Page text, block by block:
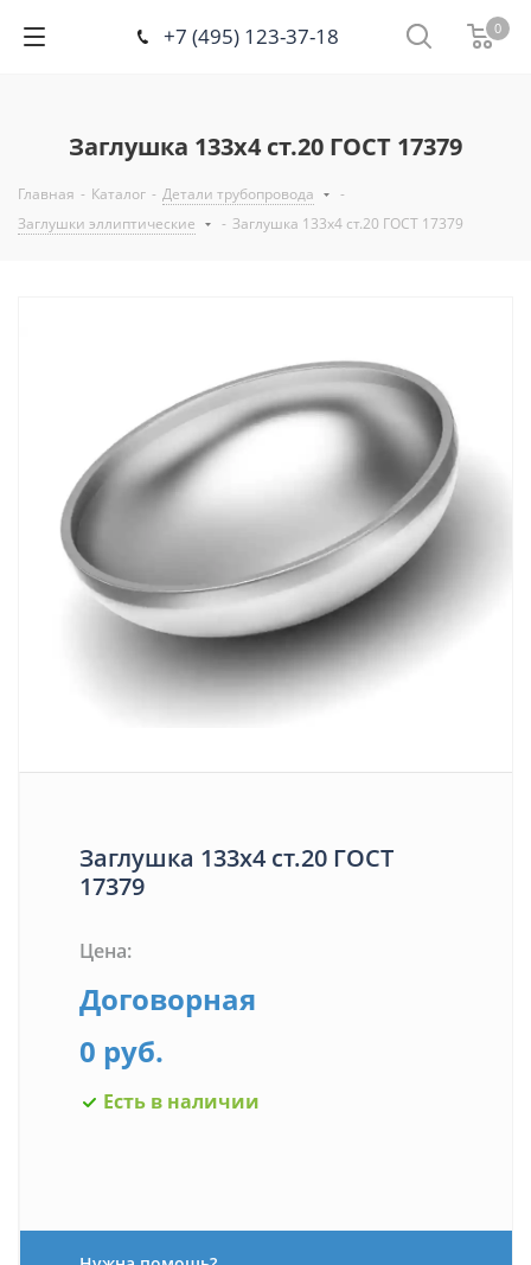
+7 (495) 123-37-18 0
Заглушка 133х4 ст.20 ГОСТ 17379
Главная - Каталог - Детали трубопровода
-
Заглушки эллиптические
- Заглушка 133х4 ст.20 ГОСТ 17379
Заглушка 133х4 ст.20 ГОСТ
17379
Цена:
Договорная
0 руб.
Есть в наличии